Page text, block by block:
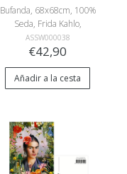
Bufanda, 68x68cm, 100%
Seda, Frida Kahlo,
Autorretrato con Collar de
Espinas
ASSW000038
€42,90
Añadir a la cesta